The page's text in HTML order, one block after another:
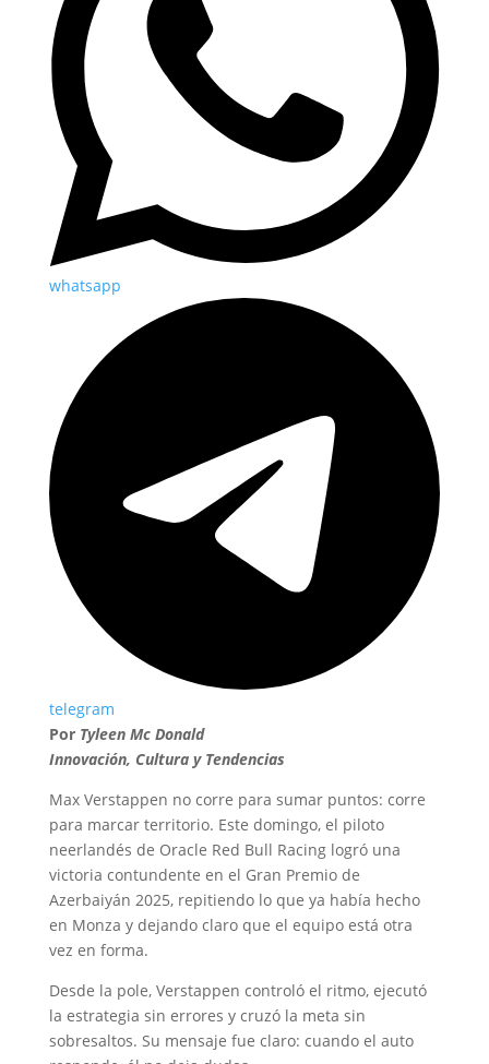
whatsapp
telegram
Por Tyleen Mc Donald
Innovación, Cultura y Tendencias
Max Verstappen no corre para sumar puntos: corre
para marcar territorio. Este domingo, el piloto
neerlandés de Oracle Red Bull Racing logró una
victoria contundente en el Gran Premio de
Azerbaiyán 2025, repitiendo lo que ya había hecho
en Monza y dejando claro que el equipo está otra
vez en forma.
Desde la pole, Verstappen controló el ritmo, ejecutó
la estrategia sin errores y cruzó la meta sin
sobresaltos. Su mensaje fue claro: cuando el auto